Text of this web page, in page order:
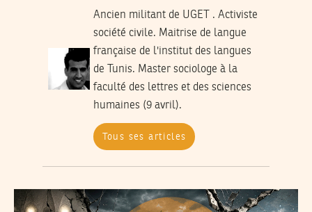
Ancien militant de UGET . Activiste
société civile. Maitrise de langue
française de l'institut des langues
de Tunis. Master sociologe à la
faculté des lettres et des sciences
humaines (9 avril).
Tous ses articles